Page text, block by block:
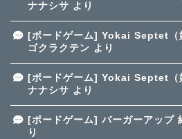
ナナシサ より
[ボードゲーム] Yokai Septet（
ゴクラクテン より
[ボードゲーム] Yokai Septet（
ナナシサ より
[ボードゲーム] バーガーアップ
り